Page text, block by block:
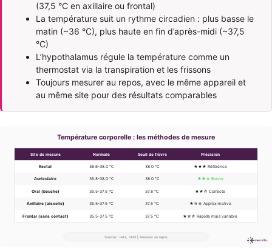
(37,5 °C en axillaire ou frontal)
La température suit un rythme circadien : plus basse le
matin (~36 °C), plus haute en fin d’après-midi (~37,5
°C)
L’hypothalamus régule la température comme un
thermostat via la transpiration et les frissons
Toujours mesurer au repos, avec le même appareil et
au même site pour des résultats comparables